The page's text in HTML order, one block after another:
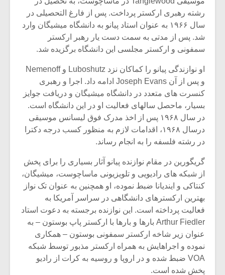
رشته رهبری ارکستر پرداخت. پس از فارغ التحصیلی در
سال ۱۹۶۶ به عنوان استاد پیانو به دانشگاه میشیگان وارد
شد. پس از مدتی به سمت دست یار رهبر ارکستر
سمفونی و ارکستر مجلسی این دانشگاه برگزیده شد.
او نوازندگی پیانو را کماکان نزد Luboshutz و Nemenoff
و پس از آن Joseph Evans ادامه داد. اجرا و رهبری
کنسرت های متعدد در دانشگاه میشیگان و دریافت جوایز
بسیار، ماحصل سالهای فعالیت او در این دانشگاه است.
در سال ۱۹۶۸ پس از اخذ مدرک فوق لیسانس موسیقی
درسال ۱۹۶۸، اقدامات لازم به منظور کسب درجه دکترا
در رشته فلسفه را به انجام رساند.
گریگورین در مقام نوازنده پیانو آثار بسیاری را برای پخش
از شبکه های رادیویی و تلویزیونی ماساچوست، میشیگان،
کنتاکی و ایندیانا ضبط نموده، او همچنین به عنوان تک نواز
بهترین ارکسترهای دانشگاهی در سراسر آمریکا به
فعالیت پرداخته است. این نوازنده برجسته به دعوت استاد
Arthur Fiedler بارها و بارها با ارکستر پاپ بوستون – به
عنوان زیر شاخه ارکستر سمفونی بوستون – همکاری
نموده و اجراهایش به همراه ارکستر مذبور توسط شبکه
VOA ضبط شده و در اروپا و روسیه به کرات از رادیو
پخش شده است.